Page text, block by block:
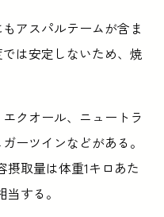
アスパルテームが含ま
は安定しないため、焼
クオール、ニュートラ
ーツインなどがある。
摂取量は体重1キロあた
する。